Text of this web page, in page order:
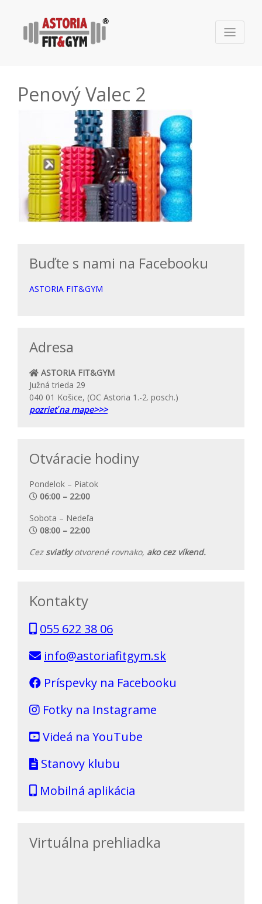
Penový Valec 2
Buďte s nami na Facebooku
ASTORIA FIT&GYM
Adresa
ASTORIA FIT&GYM
Južná trieda 29
040 01 Košice, (OC Astoria 1.-2. posch.)
pozrieť na mape>>>
Otváracie hodiny
Pondelok – Piatok
06:00 – 22:00
Sobota – Nedeľa
08:00 – 22:00
Cez sviatkyotvorené rovnako, ako cez víkend.
Kontakty
055 622 38 06
info@astoriafitgym.sk
Príspevky na Facebooku
Fotky na Instagrame
Videá na YouTube
Stanovy klubu
Mobilná aplikácia
Virtuálna prehliadka